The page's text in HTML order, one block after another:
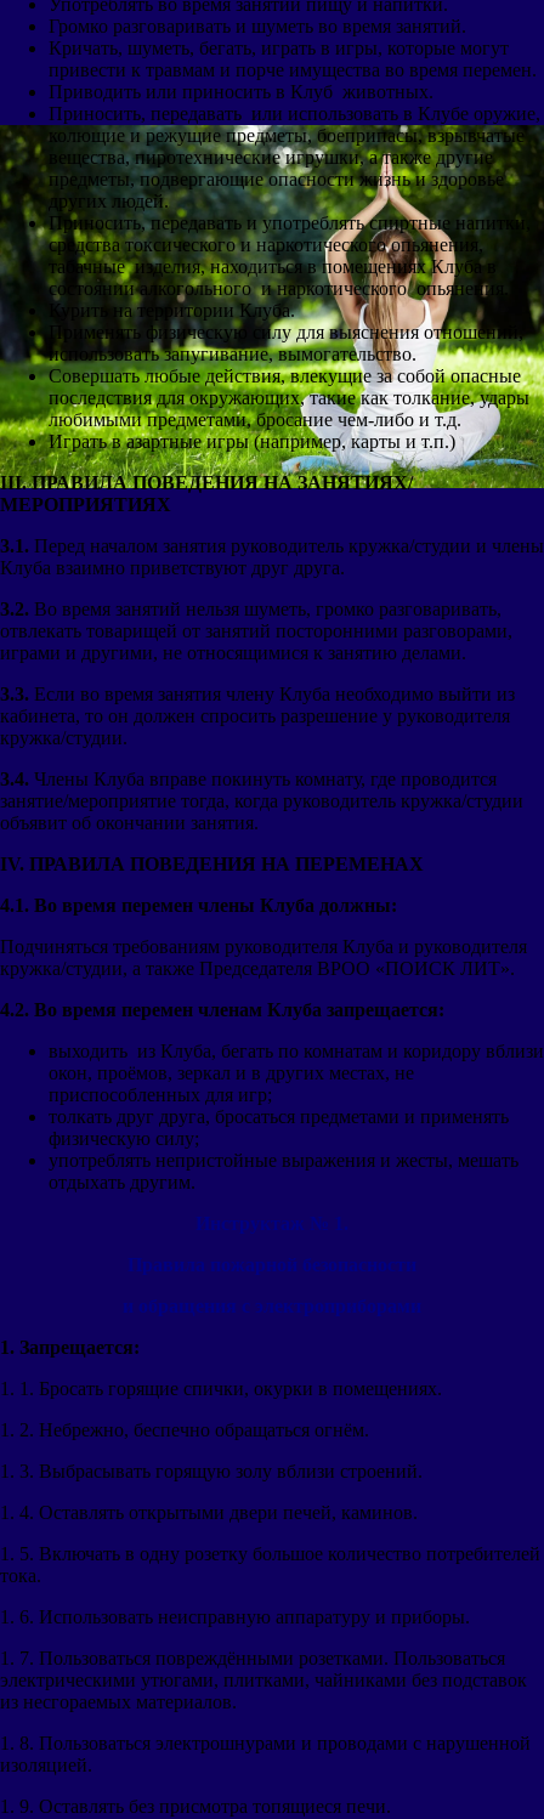
Употреблять во время занятий пищу и напитки.
Громко разговаривать и шуметь во время занятий.
Кричать, шуметь, бегать, играть в игры, которые могут
привести к травмам и порче имущества во время перемен.
Приводить или приносить в Клуб животных.
Приносить, передавать или использовать в Клубе оружие,
колющие и режущие предметы, боеприпасы, взрывчатые
вещества, пиротехнические игрушки, а также другие
предметы, подвергающие опасности жизнь и здоровье
других людей.
Приносить, передавать и употреблять спиртные напитки,
средства токсического и наркотического опьянения,
табачные изделия, находиться в помещениях Клуба в
состоянии алкогольного и наркотического опьянения.
Курить на территории Клуба.
Применять физическую силу для выяснения отношений,
использовать запугивание, вымогательство.
Совершать любые действия, влекущие за собой опасные
последствия для окружающих, такие как толкание, удары
любимыми предметами, бросание чем-либо и т.д.
Играть в азартные игры (например, карты и т.п.)
III. ПРАВИЛА ПОВЕДЕНИЯ НА ЗАНЯТИЯХ/
МЕРОПРИЯТИЯХ
3.1. Перед началом занятия руководитель кружка/студии и члены
Клуба взаимно приветствуют друг друга.
3.2. Во время занятий нельзя шуметь, громко разговаривать,
отвлекать товарищей от занятий посторонними разговорами,
играми и другими, не относящимися к занятию делами.
3.3. Если во время занятия члену Клуба необходимо выйти из
кабинета, то он должен спросить разрешение у руководителя
кружка/студии.
3.4. Члены Клуба вправе покинуть комнату, где проводится
занятие/мероприятие тогда, когда руководитель кружка/студии
объявит об окончании занятия.
IV. ПРАВИЛА ПОВЕДЕНИЯ НА ПЕРЕМЕНАХ
4.1. Во время перемен члены Клуба должны:
Подчиняться требованиям руководителя Клуба и руководителя
кружка/студии, а также Председателя ВРОО «ПОИСК ЛИТ».
4.2. Во время перемен членам Клуба запрещается:
выходить из Клуба, бегать по комнатам и коридору вблизи
окон, проёмов, зеркал и в других местах, не
приспособленных для игр;
толкать друг друга, бросаться предметами и применять
физическую силу;
употреблять непристойные выражения и жесты, мешать
отдыхать другим.
Инструктаж № 1.
Правила пожарной безопасности
и обращения с электроприборами
1. Запрещается:
1. 1. Бросать горящие спички, окурки в помещениях.
1. 2. Небрежно, беспечно обращаться огнём.
1. 3. Выбрасывать горящую золу вблизи строений.
1. 4. Оставлять открытыми двери печей, каминов.
1. 5. Включать в одну розетку большое количество потребителей
тока.
1. 6. Использовать неисправную аппаратуру и приборы.
1. 7. Пользоваться повреждёнными розетками. Пользоваться
электрическими утюгами, плитками, чайниками без подставок
из несгораемых материалов.
1. 8. Пользоваться электрошнурами и проводами с нарушенной
изоляцией.
1. 9. Оставлять без присмотра топящиеся печи.